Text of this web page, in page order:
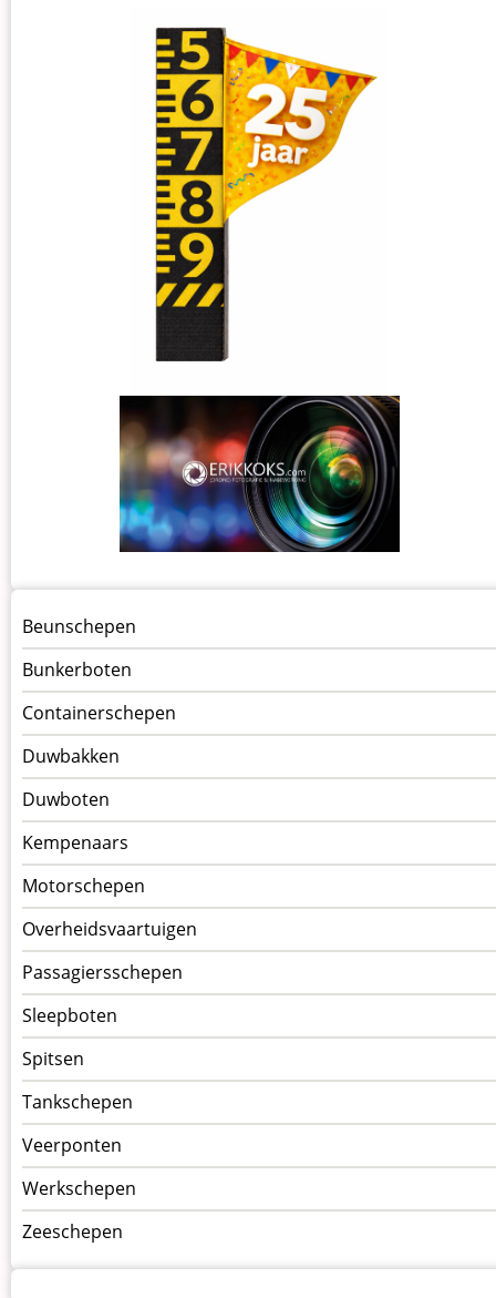
Menu
Schepen
Beunschepen
Bunkerboten
Containerschepen
Duwbakken
Duwboten
Kempenaars
Motorschepen
Overheidsvaartuigen
Passagiersschepen
Sleepboten
Spitsen
Tankschepen
Veerponten
Werkschepen
Zeeschepen